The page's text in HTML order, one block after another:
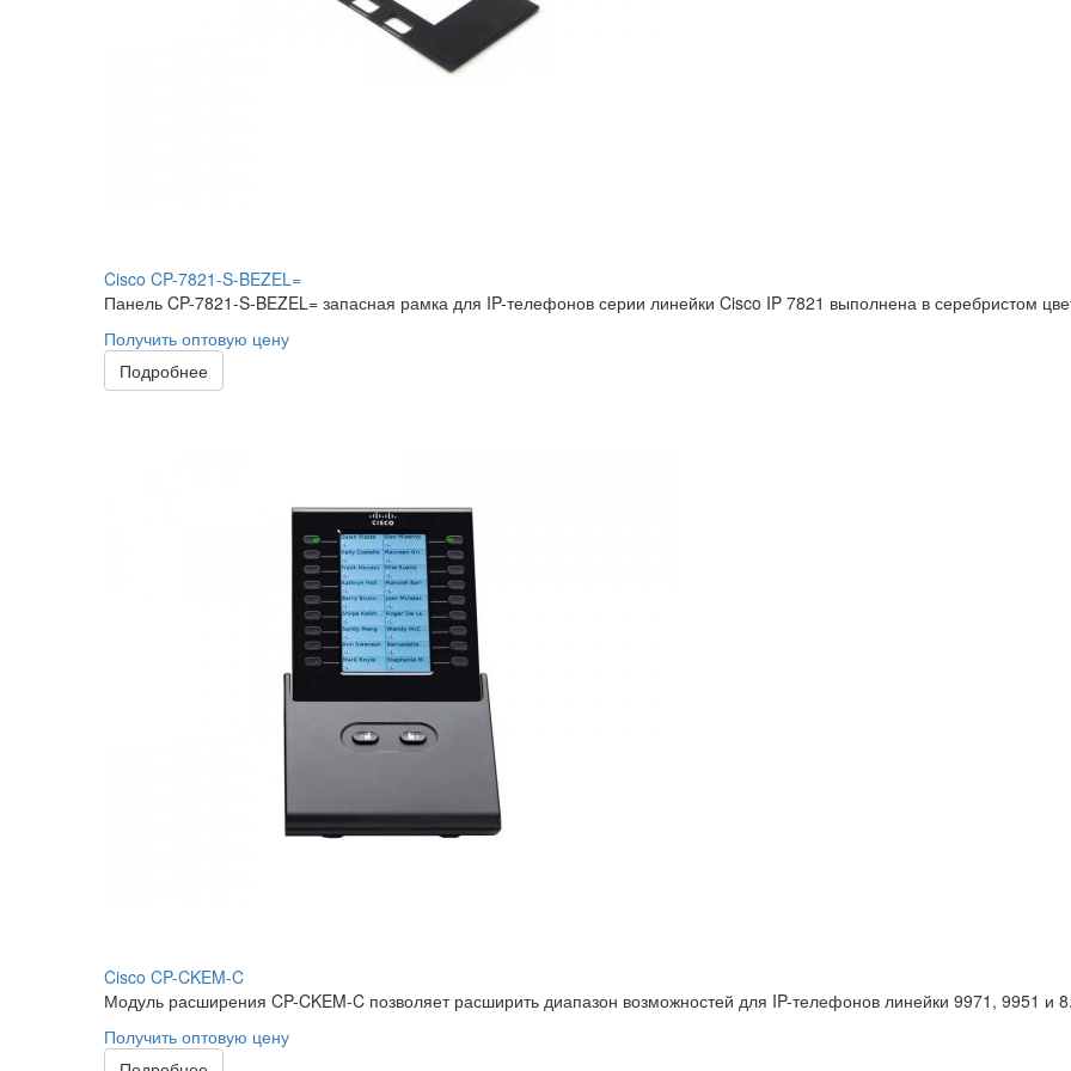
Cisco CP-7821-S-BEZEL=
Панель CP-7821-S-BEZEL= запасная рамка для IP-телефонов серии линейки Cisco IP 7821 выполнена в серебристом
Получить оптовую цену
Подробнее
Cisco CP-CKEM-C
Модуль расширения CP-CKEM-C позволяет расширить диапазон возможностей для IP-телефонов линейки 9971, 9951 и
Получить оптовую цену